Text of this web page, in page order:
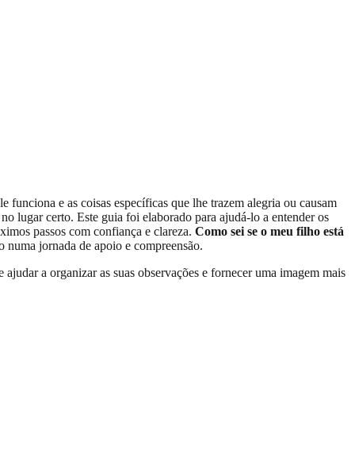
e as coisas específicas que lhe trazem alegria ou causam
lugar certo. Este guia foi elaborado para ajudá-lo a entender os
passos com confiança e clareza. Como sei se o meu filho está
numa jornada de apoio e compreensão.
a organizar as suas observações e fornecer uma imagem mais